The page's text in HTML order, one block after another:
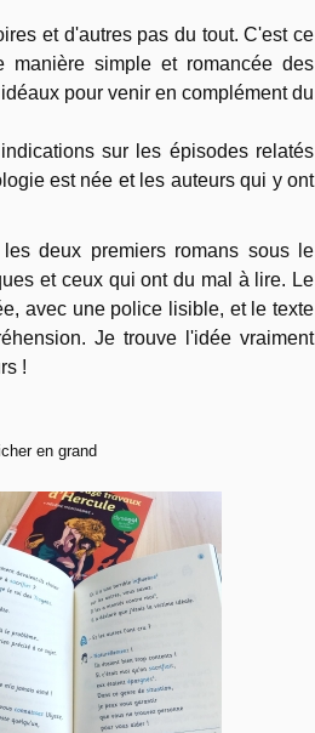
et d'autres pas du tout. C'est ce
simple et romancée des
pour venir en complément du
sur les épisodes relatés
est née et les auteurs qui y ont
deux premiers romans sous le
et ceux qui ont du mal à lire. Le
avec une police lisible, et le texte
Je trouve l'idée vraiment
!
en grand